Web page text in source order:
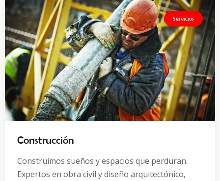
Servicios
Construcción
Construimos sueños y espacios que perduran.
Expertos en obra civil y diseño arquitectónico,